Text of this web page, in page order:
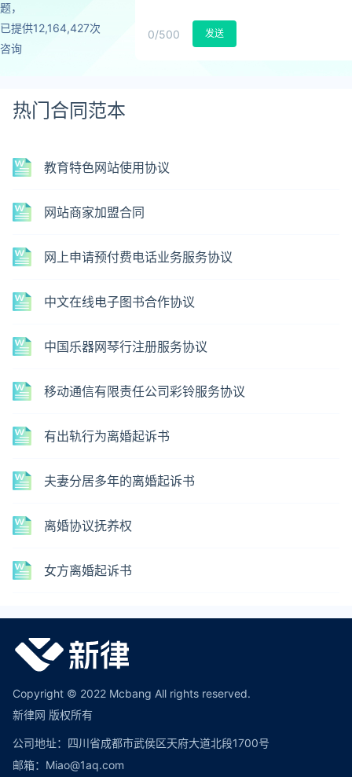
题，
已提供12,164,427次
咨询
0/500 发送
热门合同范本
教育特色网站使用协议
网站商家加盟合同
网上申请预付费电话业务服务协议
中文在线电子图书合作协议
中国乐器网琴行注册服务协议
移动通信有限责任公司彩铃服务协议
有出轨行为离婚起诉书
夫妻分居多年的离婚起诉书
离婚协议抚养权
女方离婚起诉书
Copyright © 2022 Mcbang All rights reserved.
新律网 版权所有
公司地址：四川省成都市武侯区天府大道北段1700号
邮箱：Miao@1aq.com